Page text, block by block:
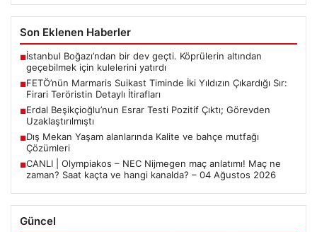
Son Eklenen Haberler
■İstanbul Boğazı’ndan bir dev geçti. Köprülerin altından
geçebilmek için kulelerini yatırdı
■FETÖ’nün Marmaris Suikast Timinde İki Yıldızın Çıkardığı Sır:
Firari Teröristin Detaylı İtirafları
■Erdal Beşikçioğlu’nun Esrar Testi Pozitif Çıktı; Görevden
Uzaklaştırılmıştı
■Dış Mekan Yaşam alanlarında Kalite ve bahçe mutfağı
Çözümleri
■CANLI | Olympiakos – NEC Nijmegen maç anlatımı! Maç ne
zaman? Saat kaçta ve hangi kanalda? – 04 Ağustos 2026
Güncel